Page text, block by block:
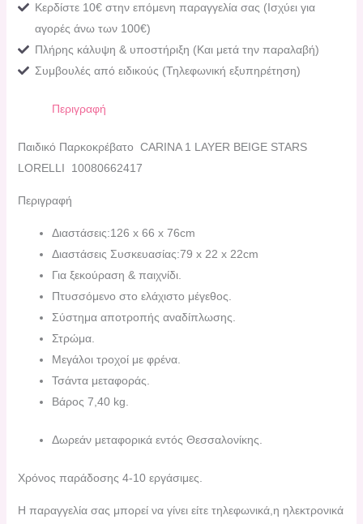
Κερδίστε 10€ στην επόμενη παραγγελία σας (Ισχύει για
αγορές άνω των 100€)
Πλήρης κάλυψη & υποστήριξη (Και μετά την παραλαβή)
Συμβουλές από ειδικούς (Τηλεφωνική εξυπηρέτηση)
Περιγραφή
Παιδικό Παρκοκρέβατο CARINA 1 LAYER BEIGE STARS
LORELLI 10080662417
Περιγραφή
Διαστάσεις:126 x 66 x 76cm
Διαστάσεις Συσκευασίας:79 x 22 x 22cm
Για ξεκούραση & παιχνίδι.
Πτυσσόμενο στο ελάχιστο μέγεθος.
Σύστημα αποτροπής αναδίπλωσης.
Στρώμα.
Μεγάλοι τροχοί με φρένα.
Τσάντα μεταφοράς.
Βάρος 7,40 kg.
Δωρεάν μεταφορικά εντός Θεσσαλονίκης.
Χρόνος παράδοσης 4-10 εργάσιμες.
H παραγγελία σας μπορεί να γίνει είτε τηλεφωνικά,η ηλεκτρονικά